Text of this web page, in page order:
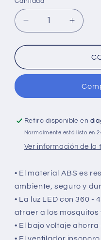
Cantidad
Reducir
cantidad
para
mata
mosquitos
VENTILADOR
INVERSO
para
mata
Retiro disponible en
Normalmente está listo en
Ver información de la
• El material ABS es
ambiente, seguro y
• La luz LED con 360 -
atraer a los
• El bajo voltaje